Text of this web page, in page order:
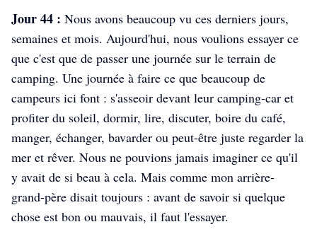
Jour 44 : Nous avons beaucoup vu ces derniers jours,
semaines et mois. Aujourd'hui, nous voulions essayer ce
que c'est que de passer une journée sur le terrain de
camping. Une journée à faire ce que beaucoup de
campeurs ici font : s'asseoir devant leur camping-car et
profiter du soleil, dormir, lire, discuter, boire du café,
manger, échanger, bavarder ou peut-être juste regarder la
mer et rêver. Nous ne pouvions jamais imaginer ce qu'il
y avait de si beau à cela. Mais comme mon arrière-
grand-père disait toujours : avant de savoir si quelque
chose est bon ou mauvais, il faut l'essayer.